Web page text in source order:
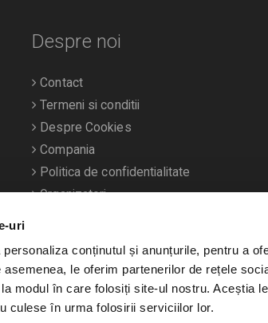
uri
conținutul și anunțurile, pentru a
le oferim partenerilor de rețele
modul în care folosiți site-ul nostru. Aceștia
culese în urma folosirii serviciilor lor.
Despre noi
Contact
Termeni si conditii
Despre Cookies
Compania
Politica de confidentialitate
Organizatori